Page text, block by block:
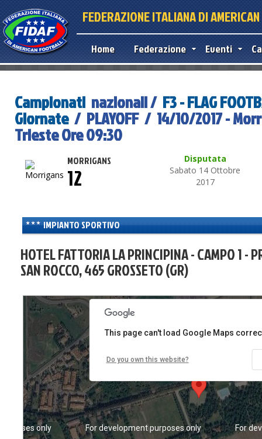
FEDERAZIONE ITALIANA DI
Home Federazione Eventi
Campionati nazionali / F3 - FLAG
Giornate/ PLAYOFF / 14/10/2017 -
Trieste Ore 09:30
MORRIGANS
Disputata
Sabato 14 Ottobre
2017
12
IMPIANTO SPORTIVO
HOTEL FATTORIA LA PRINCIPINA - CAMPO 1 -
SAN ROCCO, 465 GROSSETO (GR)
For
For development purposes only
For development purposes only
only
only
This page can't load Google Maps
Do you own this website?